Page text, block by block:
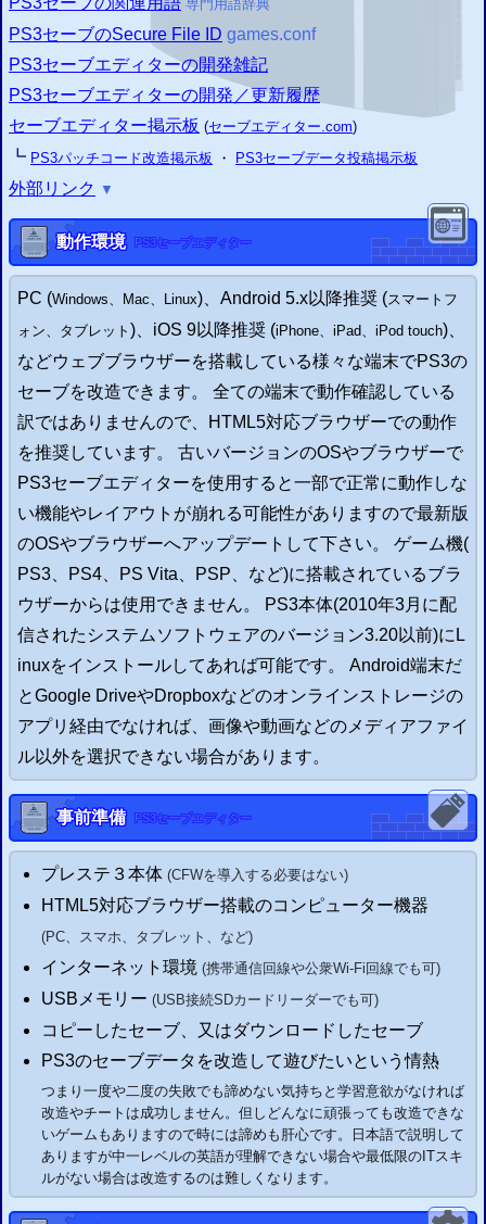
専門用語辞典
PS3セーブのSecure File ID games.conf
PS3セーブエディターの開発雑記
PS3セーブエディターの開発／更新履歴
セーブエディター掲示板 (セーブエディター.com)
┗ PS3パッチコード改造掲示板 ・ PS3セーブデータ投稿掲示板
外部リンク ▼
動作環境 PS3セーブエディター
PC (Windows、 Mac、 Linux)、 Android 5.x以降推奨 (スマートフ
ォン、タブレット )、iOS 9以降推奨 (iPhone、iPad、iPod touch)、
などウェブブラウザーを搭載している様々な端末でPS3の
セーブを改造できます。 全ての端末で動作確認している
訳ではありませんので、HTML5対応ブラウザーでの動作
を推奨しています。 古いバージョンのOSやブラウザーで
PS3セーブエディターを使用すると一部で正常に動作しな
い機能やレイアウトが崩れる可能性がありますので最新版
のOSやブラウザーへアップデートして下さい。 ゲーム機(
PS3
PS4 PS Vita PSP 、など)に搭載されているブラ
ウザーからは使用できません。
PS3本体(2010年3月に配
信されたシステムソフトウェアのバージョン3.20以前)にL
inuxをインストールしてあれば可能です。 Android端末だ
とGoogle DriveやDropboxなどのオンラインストレージの
アプリ経由でなければ、画像や動画などのメディアファイ
ル以外を選択できない場合があります。
事前準備 PS3セーブエディター
プレステ ３ 本体 (CFWを導入する必要はない)
HTML5対応ブラウザー搭載のコンピューター機器
(PC、 スマホ、タブレット、 など)
インターネット環境 (携帯通信回線や公衆Wi-Fi回線でも可)
USBメモリー (USB接続SDカードリーダーでも可)
コピーしたセーブ、又はダウンロードしたセーブ
PS3のセーブデータを改造して遊びたいという情熱
つまり一度や二度の失敗でも諦めない気持ちと学習意欲がなければ
改造やチートは成功しません。但しどんなに頑張っても改造できな
いゲームもありますので時には諦めも肝心です。日本語で説明して
ありますが中一レベルの英語が理解できない場合や最低限のITスキ
ルがない場合は改造するのは難しくなります。